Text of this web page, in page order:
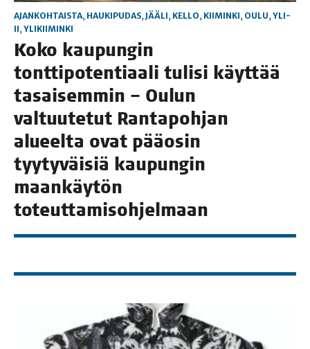
AJANKOHTAISTA, HAUKIPUDAS, JÄÄLI, KELLO, KIIMINKI, OULU, YLI-
II, YLIKIIMINKI
Koko kau­pun­gin
tont­ti­po­ten­ti­aa­li tuli­si käyt­tää
tasai­sem­min – Oulun
val­tuu­te­tut Ran­ta­poh­jan
alu­eel­ta ovat pää­osin
tyy­ty­väi­siä kau­pun­gin
maan­käy­tön
toteuttamisohjelmaan